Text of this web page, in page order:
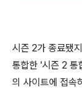
시즌 2가 종료됐
통합한 '시즌 2 통
의 사이트에 접속